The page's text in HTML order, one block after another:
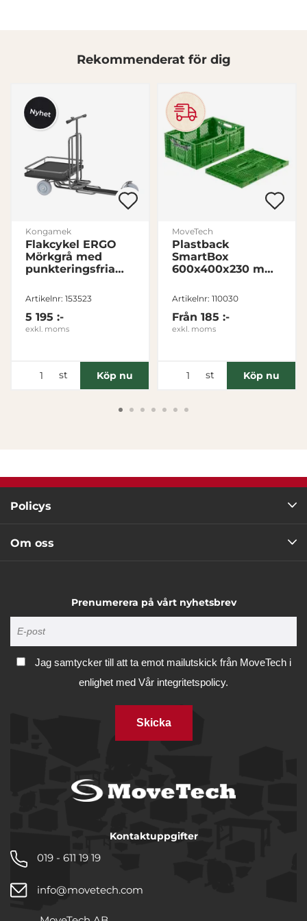
Inställningar
Statistik
Visa detaljer
Rekommenderat för dig
Kongamek
Flakcykel ERGO
Mörkgrå med
punkteringsfria
Artikelnr: 153523
5 195 :-
exkl. moms
st Köp nu
MoveTech
Plastback
SmartBox
600x400x230 mm
Grön
Artikelnr: 110030
Från 185 :-
exkl. moms
st Köp nu
Policys
Om oss
Prenumerera på vårt nyhetsbrev
Jag samtycker till att ta emot mailutskick från MoveTech i
enlighet med Vår integritetspolicy.
Skicka
Kontaktuppgifter
019 - 611 19 19
info@movetech.com